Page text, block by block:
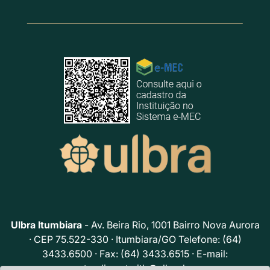
Ulbra Itumbiara- Av. Beira Rio, 1001 Bairro Nova Aurora
· CEP 75.522-330 · Itumbiara/GO Telefone: (64)
3433.6500 · Fax: (64) 3433.6515 · E-mail: